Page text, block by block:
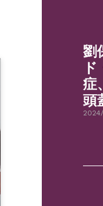
劉
症
頭